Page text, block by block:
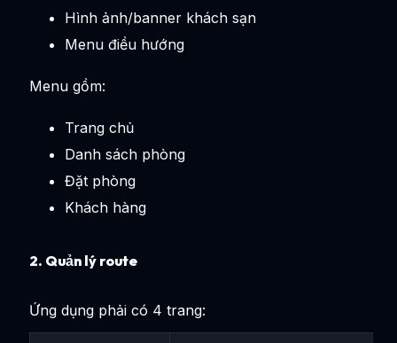
Hình ảnh/banner khách sạn
Menu điều hướng
Menu gồm:
Trang chủ
Danh sách phòng
Đặt phòng
Khách hàng
2. Quản lý route
Ứng dụng phải có 4 trang: